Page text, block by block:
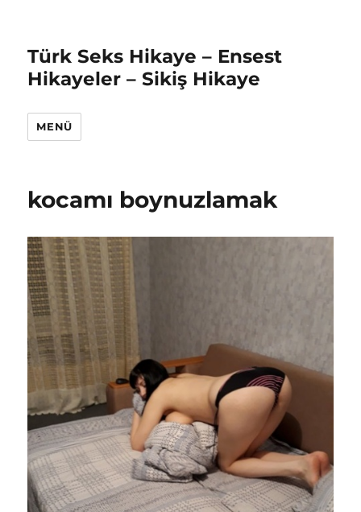
Türk Seks Hikaye – Ensest
Hikayeler – Sikiş Hikaye
MENÜ
kocamı boynuzlamak